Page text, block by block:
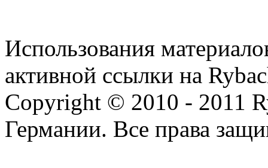
Использования
активной ссылки на
Copyright © 2010 - 2011
Германии. Все права